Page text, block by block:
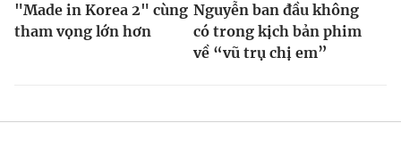
thông tin từ website này.
"Made in Korea 2" cùng
tham vọng lớn hơn
Nguyễn ban đầu không
có trong kịch bản phim
về “vũ trụ chị em”